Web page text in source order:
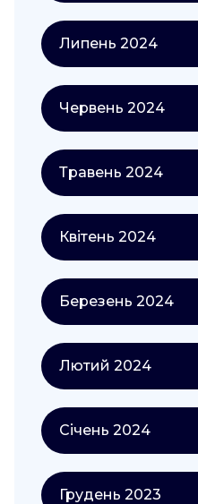
Липень 2024
Червень 2024
Травень 2024
Квітень 2024
Березень 2024
Лютий 2024
Січень 2024
Грудень 2023